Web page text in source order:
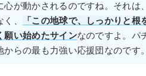
心が動かされるのですね。それは
、
「この地球で、しっかりと
願い始めたサインなのですよ。パ
らの最も力強い応援団なのです。